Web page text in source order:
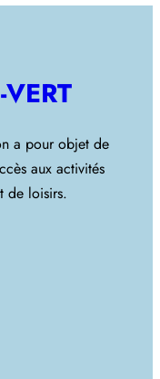
a pour objet de
aux activités
de loisirs.